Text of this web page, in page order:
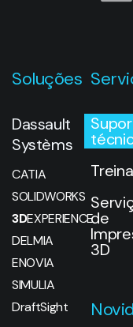
Soluções
Dassault
Systèms
CATIA
SOLIDWORKS
3DEXPERIENCE
DELMIA
ENOVIA
SIMULIA
DraftSight
de
3D